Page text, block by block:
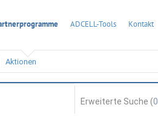
ADCELL-Tools Kontakt
Aktionen
Erweiterte Suche (0